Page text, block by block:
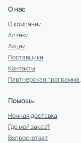
О нас
О компании
Аптеки
Акции
Поставщики
Контакты
Партнерская
Помощь
Ночная доставка
Где мой заказ?
Вопрос-ответ